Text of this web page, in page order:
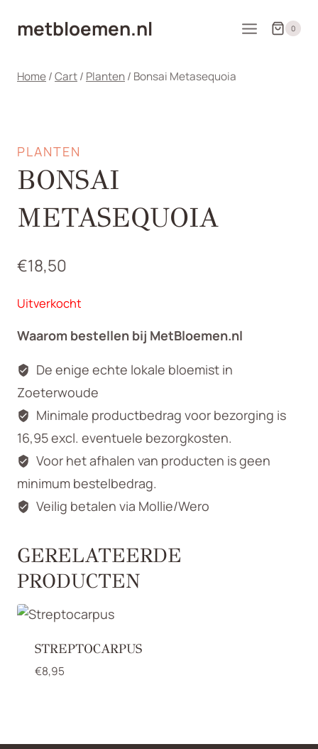
naarmetbloemen.nl 0
Home/Cart/ Planten/ Bonsai Metasequoia
PLANTEN
BONSAI
METASEQUOIA
€18,50
Uitverkocht
Waarom bestellen bij MetBloemen.nl
De enige echte lokale bloemist in
Zoeterwoude
Minimale productbedrag voor bezorging is
16,95 excl. eventuele bezorgkosten.
Voor het afhalen van producten is geen
minimum bestelbedrag.
Veilig betalen via Mollie/Wero
GERELATEERDE
PRODUCTEN
STREPTOCARPUS
€8,95